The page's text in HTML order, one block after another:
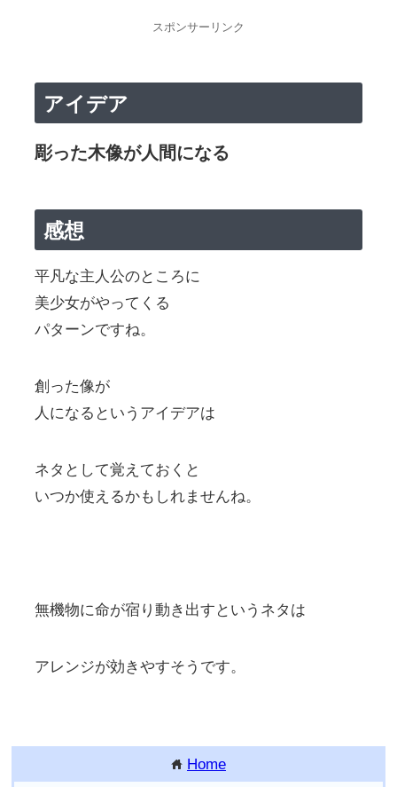
スポンサーリンク
アイデア
彫った木像が人間になる
感想
平凡な主人公のところに
美少女がやってくる
パターンですね。
創った像が
人になるというアイデアは
ネタとして覚えておくと
いつか使えるかもしれませんね。
無機物に命が宿り動き出すというネタは
アレンジが効きやすそうです。
home Home